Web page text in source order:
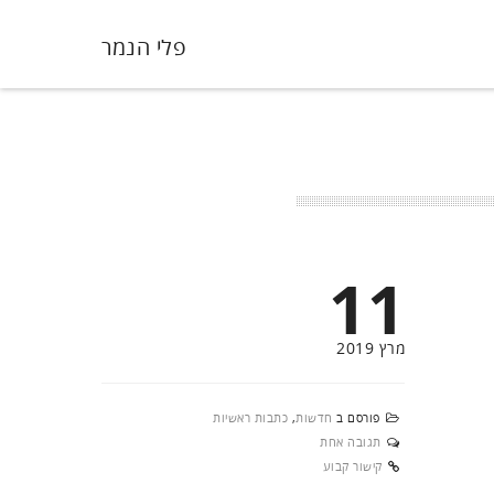
פלי הנמר
11
מרץ 2019
פורסם ב חדשות, כתבות ראשיות
תגובה אחת
קישור קבוע